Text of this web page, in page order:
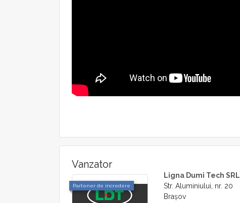
Vanzator
Partener de incredere
Ligna Dumi Tech SRL
Str. Aluminiului, nr. 20
Brașov